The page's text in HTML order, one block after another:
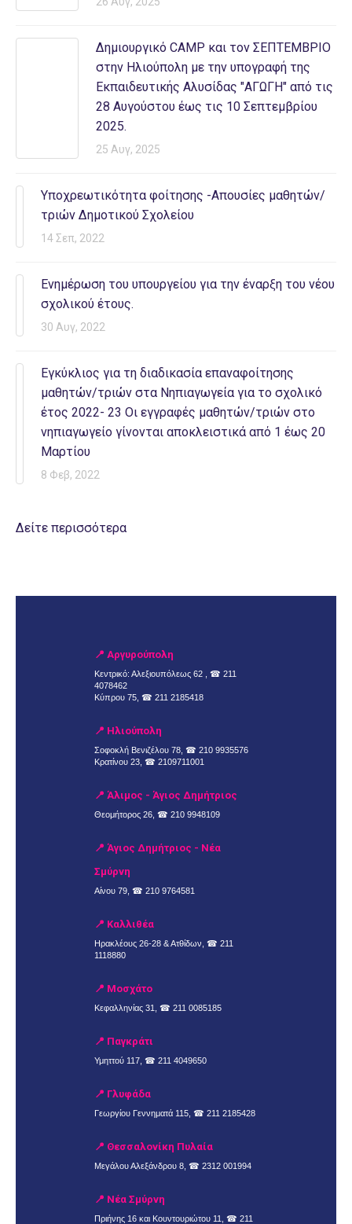
Δημιουργικό CAMP και τον ΣΕΠΤΕΜΒΡΙΟ
στην Ηλιούπολη με την υπογραφή της
Εκπαιδευτικής Αλυσίδας "ΑΓΩΓΗ" από τις
28 Αυγούστου έως τις 10 Σεπτεμβρίου
2025.
25 Αυγ, 2025
Υποχρεωτικότητα φοίτησης -Απουσίες μαθητών/
τριών Δημοτικού Σχολείου
14 Σεπ, 2022
Ενημέρωση του υπουργείου για την έναρξη του νέου
σχολικού έτους.
30 Αυγ, 2022
Εγκύκλιος για τη διαδικασία επαναφοίτησης
μαθητών/τριών στα Νηπιαγωγεία για το σχολικό
έτος 2022- 23 Οι εγγραφές μαθητών/τριών στο
νηπιαγωγείο γίνονται αποκλειστικά από 1 έως 20
Μαρτίου
8 Φεβ, 2022
Δείτε περισσότερα
📍 Αργυρούπολη
Κεντρικό: Αλεξιουπόλεως 62 , ☎ 211
4078462
Κύπρου 75, ☎ 211 2185418
📍 Ηλιούπολη
Σοφοκλή Βενιζέλου 78, ☎ 210 9935576
Κρατίνου 23, ☎ 2109711001
📍 Άλιμος - Άγιος Δημήτριος
Θεομήτορος 26, ☎ 210 9948109
📍 Άγιος Δημήτριος - Νέα
Σμύρνη
Αίνου 79, ☎ 210 9764581
📍 Καλλιθέα
Ηρακλέους 26-28 & Ατθίδων, ☎ 211
1118880
📍 Μοσχάτο
Κεφαλληνίας 31, ☎ 211 0085185
📍 Παγκράτι
Υμηττού 117, ☎ 211 4049650
📍 Γλυφάδα
Γεωργίου Γεννηματά 115, ☎ 211 2185428
📍 Θεσσαλονίκη Πυλαία
Μεγάλου Αλεξάνδρου 8, ☎ 2312 001994
📍 Νέα Σμύρνη
Πριήνης 16 και Κουντουριώτου 11, ☎ 211